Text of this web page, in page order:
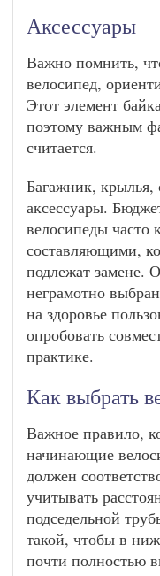
Аксессуары
Важно помнить,
велосипед,
Этот элемент
поэтому важным
считается.
Багажник,
аксессуары.
велосипеды часто
составляющими,
подлежат замене.
неграмотно
на здоровье
опробовать
практике.
Как выбрать
Важное правило,
начинающие
должен
учитывать
подседельной
такой, чтобы в
почти полностью